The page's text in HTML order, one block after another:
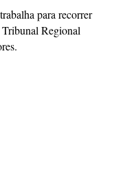
para recorrer
Tribunal Regional